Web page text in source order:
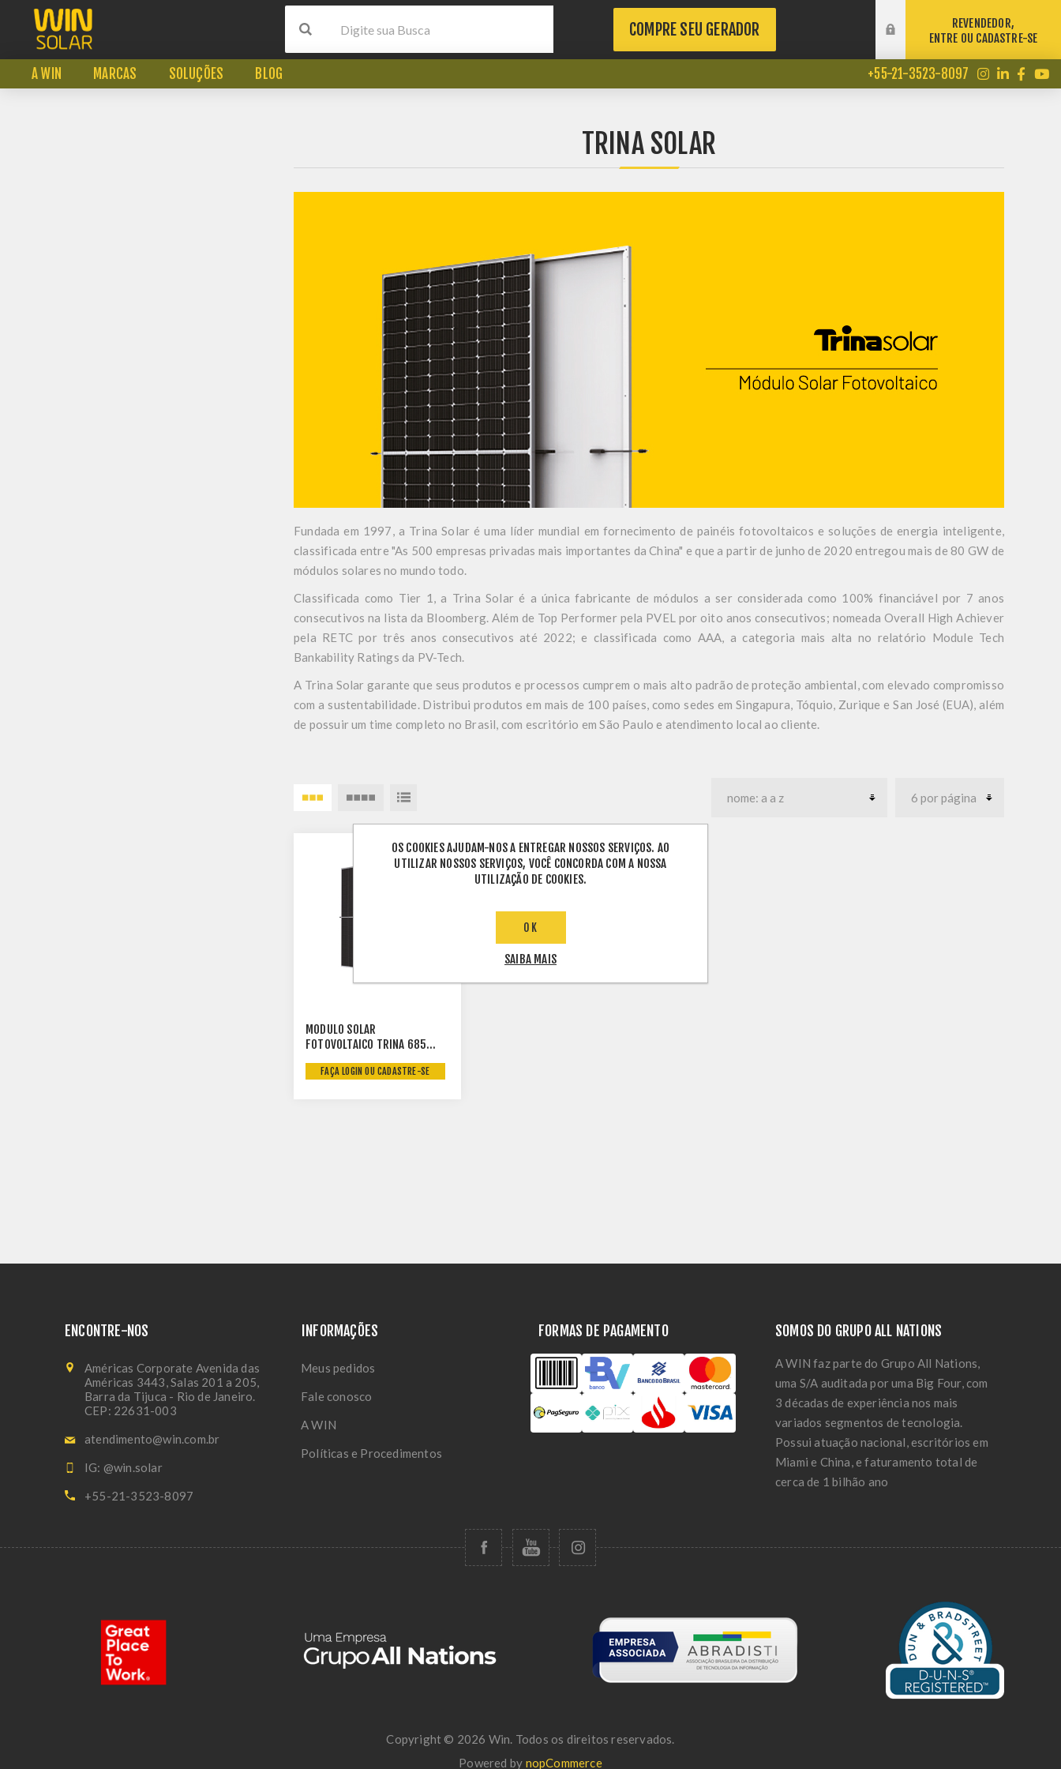
COMPRE SEU GERADOR
REVENDEDOR,
ENTRE OU CADASTRE-SE
A WIN MARCAS SOLUÇÕES BLOG +55-21-3523-8097
TRINA SOLAR
Fundada em 1997, a Trina Solar é uma líder mundial em fornecimento de painéis fotovoltaicos e soluções de energia inteligente,
classificada entre "As 500 empresas privadas mais importantes da China" e que a partir de junho de 2020 entregou mais de 80 GW de
módulos solares no mundo todo.
Classificada como Tier 1, a Trina Solar é a única fabricante de módulos a ser considerada como 100% financiável por 7 anos
consecutivos na lista da Bloomberg. Além de Top Performer pela PVEL por oito anos consecutivos; nomeada Overall High Achiever
pela RETC por três anos consecutivos até 2022; e classificada como AAA, a categoria mais alta no relatório Module Tech
Bankability Ratings da PV-Tech.
A Trina Solar garante que seus produtos e processos cumprem o mais alto padrão de proteção ambiental, com elevado compromisso
com a sustentabilidade. Distribui produtos em mais de 100 países, como sedes em Singapura, Tóquio, Zurique e San José (EUA), além
de possuir um time completo no Brasil, com escritório em São Paulo e atendimento local ao cliente.
MODULO SOLAR
FOTOVOLTAICO TRINA 685W
NEG21C.20-685W
FAÇA LOGIN OU CADASTRE-SE
ENCONTRE-NOS
Américas Corporate Avenida das
Américas 3443, Salas 201 a 205,
Barra da Tijuca - Rio de Janeiro.
CEP: 22631-003
atendimento@win.com.br
IG: @win.solar
+55-21-3523-8097
INFORMAÇÕES
Meus pedidos
Fale conosco
A WIN
Políticas e Procedimentos
FORMAS DE PAGAMENTO SOMOS DO GRUPO ALL NATIONS
A WIN faz parte do Grupo All Nations,
uma S/A auditada por uma Big Four, com
3 décadas de experiência nos mais
variados segmentos de tecnologia.
Possui atuação nacional, escritórios em
Miami e China, e faturamento total de
cerca de 1 bilhão ano
Copyright © 2026 Win. Todos os direitos reservados.
Powered by nopCommerce
OS COOKIES AJUDAM-NOS A ENTREGAR NOSSOS SERVIÇOS. AO
UTILIZAR NOSSOS SERVIÇOS, VOCÊ CONCORDA COM A NOSSA
UTILIZAÇÃO DE COOKIES.
OK
SAIBA MAIS